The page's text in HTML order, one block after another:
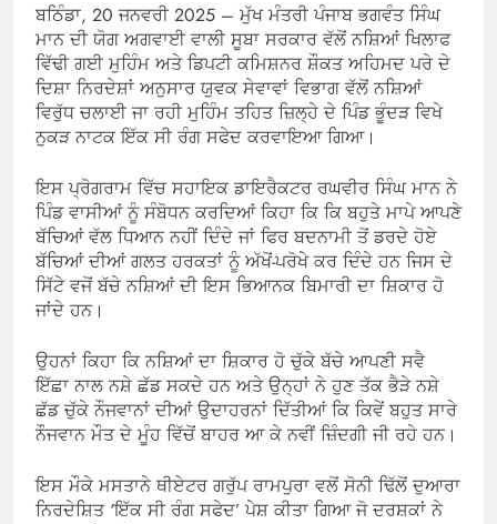
ਬਠਿੰਡਾ, 20 ਜਨਵਰੀ 2025 – ਮੁੱਖ ਮੰਤਰੀ ਪੰਜਾਬ ਭਗਵੰਤ ਸਿੰਘ
ਮਾਨ ਦੀ ਯੋਗ ਅਗਵਾਈ ਵਾਲੀ ਸੂਬਾ ਸਰਕਾਰ ਵੱਲੋਂ ਨਸ਼ਿਆਂ ਖਿਲਾਫ
ਵਿੱਢੀ ਗਈ ਮੁਹਿੰਮ ਅਤੇ ਡਿਪਟੀ ਕਮਿਸ਼ਨਰ ਸ਼ੌਕਤ ਅਹਿਮਦ ਪਰੇ ਦੇ
ਦਿਸ਼ਾ ਨਿਰਦੇਸ਼ਾਂ ਅਨੁਸਾਰ ਯੁਵਕ ਸੇਵਾਵਾਂ ਵਿਭਾਗ ਵੱਲੋਂ ਨਸ਼ਿਆਂ
ਵਿਰੁੱਧ ਚਲਾਈ ਜਾ ਰਹੀ ਮੁਹਿੰਮ ਤਹਿਤ ਜ਼ਿਲ੍ਹੇ ਦੇ ਪਿੰਡ ਭੂੰਦੜ ਵਿਖੇ
ਨੁਕੜ ਨਾਟਕ ਇੱਕ ਸੀ ਰੰਗ ਸਫੇਦ ਕਰਵਾਇਆ ਗਿਆ।
ਇਸ ਪ੍ਰੋਗਰਾਮ ਵਿੱਚ ਸਹਾਇਕ ਡਾਇਰੈਕਟਰ ਰਘਵੀਰ ਸਿੰਘ ਮਾਨ ਨੇ
ਪਿੰਡ ਵਾਸੀਆਂ ਨੂੰ ਸੰਬੋਧਨ ਕਰਦਿਆਂ ਕਿਹਾ ਕਿ ਕਿ ਬਹੁਤੇ ਮਾਪੇ ਆਪਣੇ
ਬੱਚਿਆਂ ਵੱਲ ਧਿਆਨ ਨਹੀਂ ਦਿੰਦੇ ਜਾਂ ਫਿਰ ਬਦਨਾਮੀ ਤੋਂ ਡਰਦੇ ਹੋਏ
ਬੱਚਿਆਂ ਦੀਆਂ ਗਲਤ ਹਰਕਤਾਂ ਨੂੰ ਅੱਖੋਂ-ਪਰੋਖੇ ਕਰ ਦਿੰਦੇ ਹਨ ਜਿਸ ਦੇ
ਸਿੱਟੇ ਵਜੋਂ ਬੱਚੇ ਨਸ਼ਿਆਂ ਦੀ ਇਸ ਭਿਆਨਕ ਬਿਮਾਰੀ ਦਾ ਸ਼ਿਕਾਰ ਹੋ
ਜਾਂਦੇ ਹਨ।
ਉਹਨਾਂ ਕਿਹਾ ਕਿ ਨਸ਼ਿਆਂ ਦਾ ਸ਼ਿਕਾਰ ਹੋ ਚੁੱਕੇ ਬੱਚੇ ਆਪਣੀ ਸਵੈ
ਇੱਛਾ ਨਾਲ ਨਸ਼ੇ ਛੱਡ ਸਕਦੇ ਹਨ ਅਤੇ ਉਨ੍ਹਾਂ ਨੇ ਹੁਣ ਤੱਕ ਭੈੜੇ ਨਸ਼ੇ
ਛੱਡ ਚੁੱਕੇ ਨੌਜਵਾਨਾਂ ਦੀਆਂ ਉਦਾਹਰਨਾਂ ਦਿੱਤੀਆਂ ਕਿ ਕਿਵੇਂ ਬਹੁਤ ਸਾਰੇ
ਨੌਜਵਾਨ ਮੌਤ ਦੇ ਮੂੰਹ ਵਿੱਚੋਂ ਬਾਹਰ ਆ ਕੇ ਨਵੀਂ ਜ਼ਿੰਦਗੀ ਜੀ ਰਹੇ ਹਨ।
ਇਸ ਮੌਕੇ ਮਸਤਾਨੇ ਥੀਏਟਰ ਗਰੁੱਪ ਰਾਮਪੁਰਾ ਵਲੋਂ ਸੋਨੀ ਢਿੱਲੋਂ ਦੁਆਰਾ
ਨਿਰਦੇਸ਼ਿਤ ‘ਇੱਕ ਸੀ ਰੰਗ ਸਫੇਦ’ ਪੇਸ਼ ਕੀਤਾ ਗਿਆ ਜੋ ਦਰਸ਼ਕਾਂ ਨੇ